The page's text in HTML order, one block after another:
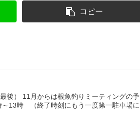
コピー
後） 11月からは根魚釣りミーティングの予
13時 （終了時刻にもう一度第一駐車場に